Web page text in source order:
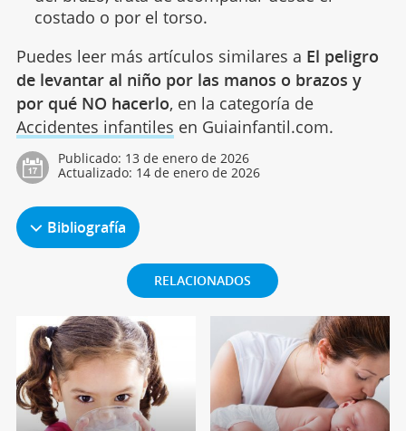
costado o por el torso.
Puedes leer más artículos similares a El peligro
de levantar al niño por las manos o brazos y
por qué NO hacerlo, en la categoría de
Accidentes infantiles en Guiainfantil.com.
Publicado: 13 de enero de 2026
Actualizado: 14 de enero de 2026
Bibliografía
RELACIONADOS